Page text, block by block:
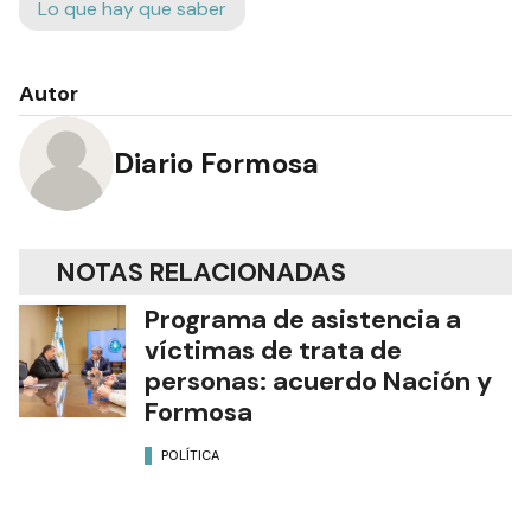
Lo que hay que saber
Autor
Diario Formosa
NOTAS RELACIONADAS
Programa de asistencia a
víctimas de trata de
personas: acuerdo Nación y
Formosa
POLÍTICA